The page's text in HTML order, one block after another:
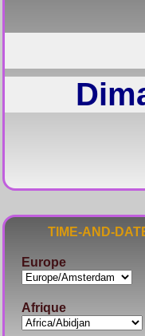
TIME-AND-
Europe
Afrique